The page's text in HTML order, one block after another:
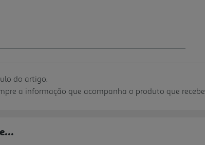
do artigo.
a informação que acompanha o produto que recebe.